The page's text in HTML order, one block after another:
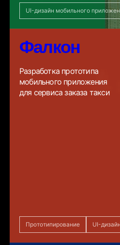
UI-дизайн мобильного
Фалкон
Разработка прототипа
мобильного приложения
для сервиса заказа такси
Прототипирование UI-дизайн